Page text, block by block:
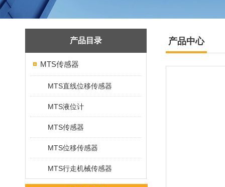
产品目录
MTS传感器
MTS直线位移传感器
MTS液位计
MTS传感器
MTS位移传感器
MTS行走机械传感器
产品中心